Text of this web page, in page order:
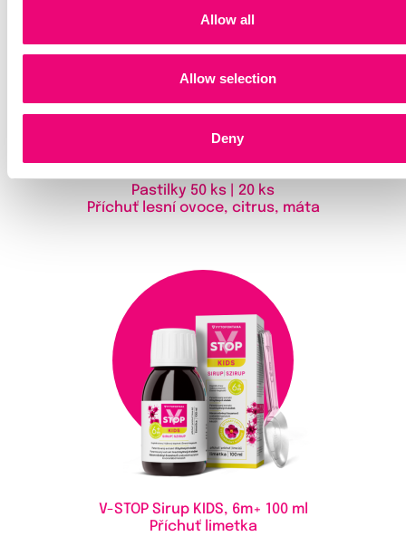
Allow all
Allow selection
Deny
Pastilky 50 ks | 20 ks
Příchuť lesní ovoce, citrus, máta
V-STOP Sirup KIDS, 6m+ 100 ml
Příchuť limetka